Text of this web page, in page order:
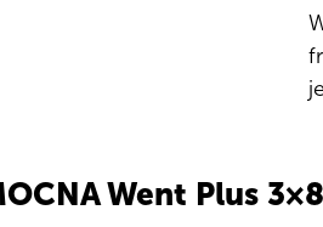
Went Plus